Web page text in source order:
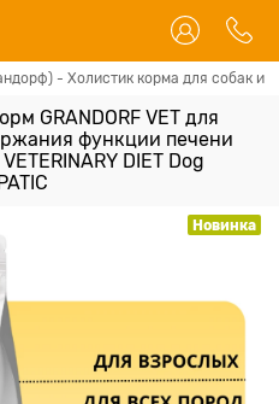
- Холистик корма для собак и
GRANDORF VET для
функции печени
DIET Dog
Новинка